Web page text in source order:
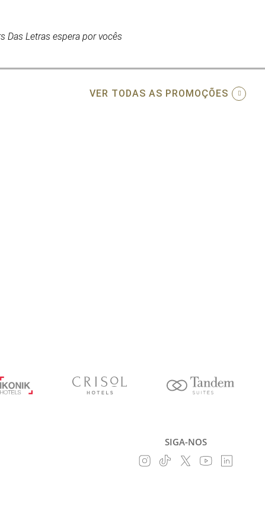
Das Letras espera por vocês
VER TODAS AS PROMOÇÕES
SIGA-NOS